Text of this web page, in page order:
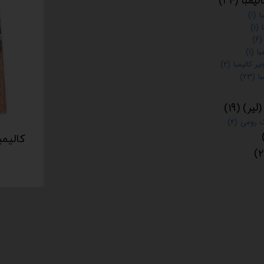
(۱)
(۱)
(۶)
(۱)
کالیمبا (۲)
(۲۳)
(۱۹)
رومی (۴)